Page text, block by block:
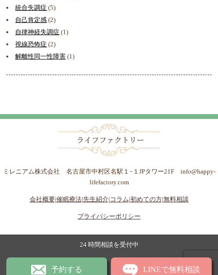
統合失調症 (5)
自己肯定感 (2)
自律神経失調症 (1)
視線恐怖症 (2)
解離性同一性障害 (1)
ミレニアム株式会社 名古屋市中村区名駅１−１JPタワー21F info@happy-
lifefactory.com
会社概要|催眠療法|先生紹介| コラム|初めての方|無料相談
プライバシーポリシー
24 時間相談を受付中
予約する LINEで無料相談